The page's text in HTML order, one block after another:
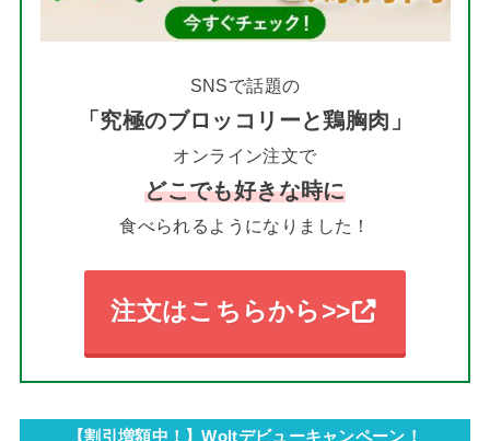
SNSで話題の
「究極のブロッコリーと鶏胸肉」
オンライン注文で
どこでも好きな時に
食べられるようになりました！
注文はこちらから>>
【割引増額中！】Woltデビューキャンペーン！